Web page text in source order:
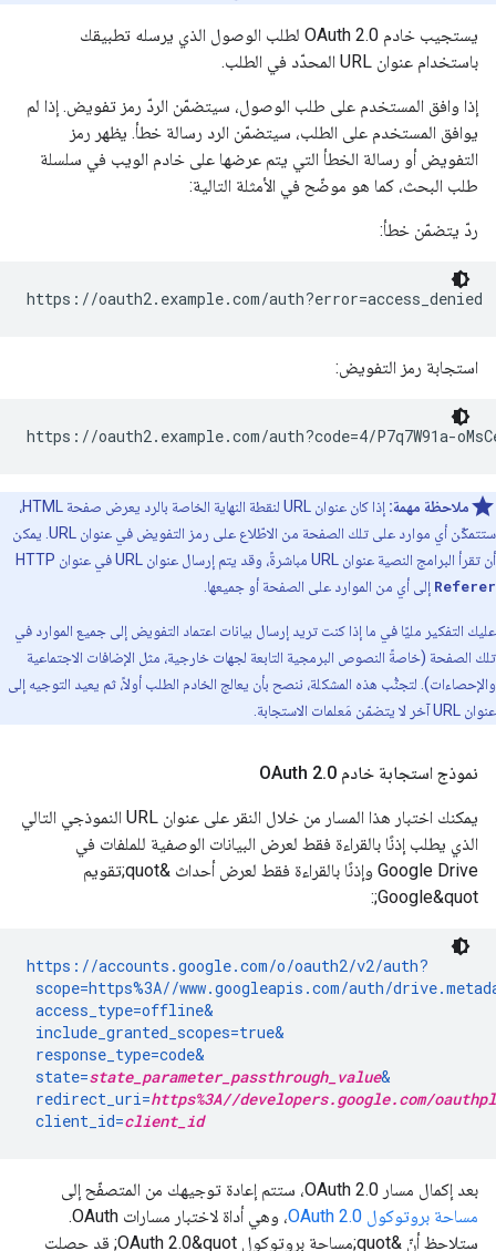
يستجيب خادم OAuth 2.0 لطلب الوصول الذي يرسله تطبيقك
باستخدام عنوان URL المحدّد في الطلب.
إذا وافق المستخدم على طلب الوصول، سيتضمّن الردّ رمز تفويض. إذا لم
يوافق المستخدم على الطلب، سيتضمّن الرد رسالة خطأ. يظهر رمز
التفويض أو رسالة الخطأ التي يتم عرضها على خادم الويب في سلسلة
طلب البحث، كما هو موضّح في الأمثلة التالية:
ردّ يتضمّن خطأ:
https://oauth2.example.com/auth?error=access_denied
استجابة رمز التفويض:
https://oauth2.example.com/auth?code=4/P7q7W91a-
ملاحظة مهمة:
إذا كان عنوان URL لنقطة النهاية الخاصة بالرد يعرض صفحة HTML،
ستتمكّن أي موارد على تلك الصفحة من الاطّلاع على رمز التفويض في عنوان URL. يمكن
أن تقرأ البرامج النصية عنوان URL مباشرةً، وقد يتم إرسال عنوان URL في عنوان HTTP
Referer إلى أي من الموارد على الصفحة أو جميعها.
عليك التفكير مليًا في ما إذا كنت تريد إرسال بيانات اعتماد التفويض إلى جميع الموارد في
تلك الصفحة (خاصةً النصوص البرمجية التابعة لجهات خارجية، مثل الإضافات الاجتماعية
والإحصاءات). لتجنُّب هذه المشكلة، ننصح بأن يعالج الخادم الطلب أولاً، ثم يعيد التوجيه إلى
عنوان URL آخر لا يتضمّن مَعلمات الاستجابة.
نموذج استجابة خادم OAuth 2 .0
يمكنك اختبار هذا المسار من خلال النقر على عنوان URL النموذجي التالي
الذي يطلب إذنًا بالقراءة فقط لعرض البيانات الوصفية للملفات في
Google Drive وإذنًا بالقراءة فقط لعرض أحداث &quot;تقويم
Google&quot;:
https://accounts.google.com/o/oauth2/v2/auth?
scope=https%3A//www.googleapis.com/auth/
access_type=offline&
include_granted_scopes=true&
response_type=code&
state=state_parameter_passthrough_value&
redirect_uri=https%3A//developers.google.com/
client_id=client_id
بعد إكمال مسار OAuth 2.0، ستتم إعادة توجيهك من المتصفّح إلى
مساحة بروتوكول OAuth 2.0
، وهي أداة لاختبار مسارات OAuth.
ستلاحظ أنّ &quot;مساحة بروتوكول OAuth 2.0&quot; قد حصلت